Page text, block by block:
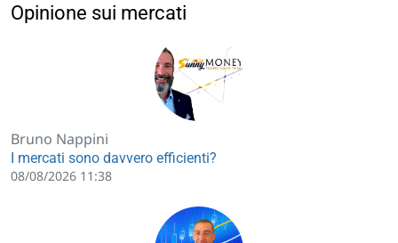
Opinione sui mercati
Bruno Nappini
I mercati sono davvero efficienti?
08/08/2026 11:38